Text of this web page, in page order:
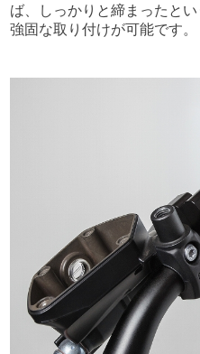
ば、しっかりと締まったと
強固な取り付けが可能です。